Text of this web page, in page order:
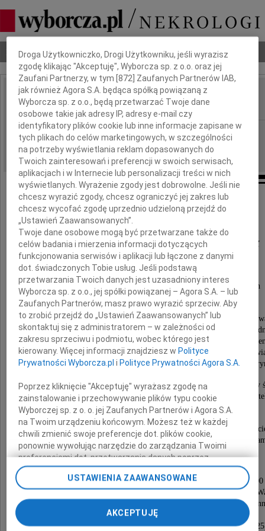
Nekrologi Odeszli Poradnik pogrzebowy
IMIĘ I NAZWISKO: Gabriel Rekwirowicz
REGION: Kielce
DATA EMISJI: 09.07.2021
29 kwietnia 2021 roku zmarł
Gabriel Rekwirowicz
warszawski architekt i urbanista,
członek Stowarzyszenia Architektów Polskich
i Towarzystwa Urbanistów Polskich,
współtwórca nagrodzonych koncepcji
przestrzennego centrum Pragi (1958) oraz dzielnicy
w latach siedemdziesiątych zaangażowany w projekt
Starego Miasta w Algierze, po powrocie do kraju
z Pracownią Konserwacji Zabytków na warszawskim
Urodzony 31 października 1924 roku, w czasie II wojny
żołnierz Armii Krajowej, absolwent Wydziału
Politechniki Warszawskiej z 1950 roku.
Człowiek wielu talentów, obdarzony niepospolitym
zawsze pełen życzliwości i żywo zainteresowany
Uroczystości żałobne odbędą się
we wtorek 20 lipca 2021 roku o godzinie 13:00
w Domu Pogrzebowym na Powązkach Wojskowych w
po czym nastąpi złożenie Prochów w grobie
na Starych Powązkach
(wejście IV bramą o godzinie 14:30, kw 115-4-
Dbamy o Twoją prywatność
Droga Użytkowniczko, Drogi Użytkowniku, jeśli wyrazisz
zgodę klikając "Akceptuję", Wyborcza sp. z o.o. oraz jej
Zaufani Partnerzy, w tym [872 ] Zaufanych Partnerów IAB,
jak również Agora S.A. będąca spółką powiązaną z
Wyborcza sp. z o.o., będą przetwarzać Twoje dane
osobowe takie jak adresy IP, adresy e-mail czy
identyfikatory plików cookie lub inne informacje zapisane w
tych plikach do celów marketingowych, w szczególności
na potrzeby wyświetlania reklam dopasowanych do
Twoich zainteresowań i preferencji w swoich serwisach,
aplikacjach i w Internecie lub personalizacji treści w nich
wyświetlanych. Wyrażenie zgody jest dobrowolne. Jeśli nie
chcesz wyrazić zgody, chcesz ograniczyć jej zakres lub
chcesz wycofać zgodę uprzednio udzieloną przejdź do
„Ustawień Zaawansowanych”.
Twoje dane osobowe mogą być przetwarzane także do
celów badania i mierzenia informacji dotyczących
funkcjonowania serwisów i aplikacji lub łączone z danymi
dot. świadczonych Tobie usług. Jeśli podstawą
przetwarzania Twoich danych jest uzasadniony interes
Wyborcza sp. z o.o., jej spółki powiązanej – Agora S.A. – lub
Zaufanych Partnerów, masz prawo wyrazić sprzeciw. Aby
to zrobić przejdź do „Ustawień Zaawansowanych” lub
skontaktuj się z administratorem – w zależności od
zakresu sprzeciwu i podmiotu, wobec którego jest
kierowany. Więcej informacji znajdziesz w Polityce
Prywatności Wyborcza.pl i Polityce Prywatności Agora S.A.
Poprzez kliknięcie "Akceptuję" wyrażasz zgodę na
zainstalowanie i przechowywanie plików typu cookie
Wyborczej sp. z o. o. jej Zaufanych Partnerów i Agora S.A.
na Twoim urządzeniu końcowym. Możesz też w każdej
chwili zmienić swoje preferencje dot. plików cookie,
ponownie wywołując narzędzie do zarządzania Twoimi
preferencjami dot. przetwarzania danych poprzez
odnośnik „Ustawienia prywatności” w stopce serwisu i
przechodząc do sekcji „Ustawienia zaawansowane”.
Zmiana ustawień plików cookie możliwa jest także za
pomocą ustawień przeglądarki.
My, nasi Zaufani Partnerzy i Agora S.A. możemy
USTAWIENIA ZAAWANSOWANE
AKCEPTUJĘ